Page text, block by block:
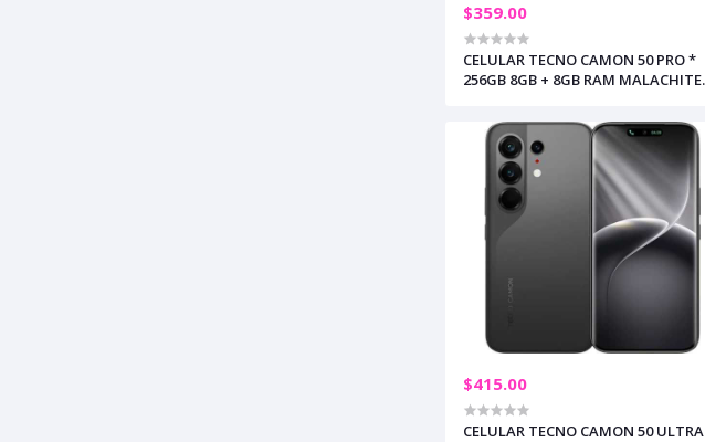
$359.00
CELULAR TECNO CAMON 50 PRO *
256GB 8GB + 8GB RAM MALACHITE
$415.00
CELULAR TECNO CAMON 50 ULTRA